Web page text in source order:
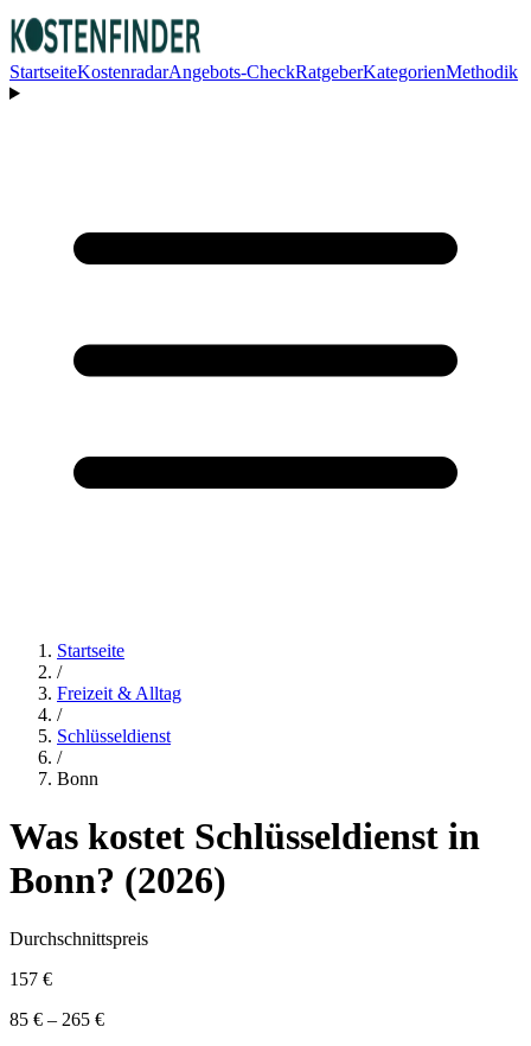
StartseiteKostenradarAngebots-CheckRatgeberKategorienMethodik
Startseite
/
Freizeit & Alltag
/
Schlüsseldienst
/
Bonn
Was kostet Schlüsseldienst in
Bonn? (2026)
Durchschnittspreis
157 €
85 € – 265 €